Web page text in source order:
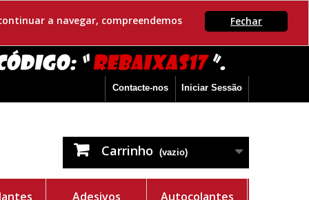
Fechar
a navegar, compreendemos
Iniciar Sessão
Contacte-nos
Carrinho (vazio)
Adesivos
Autocolantes